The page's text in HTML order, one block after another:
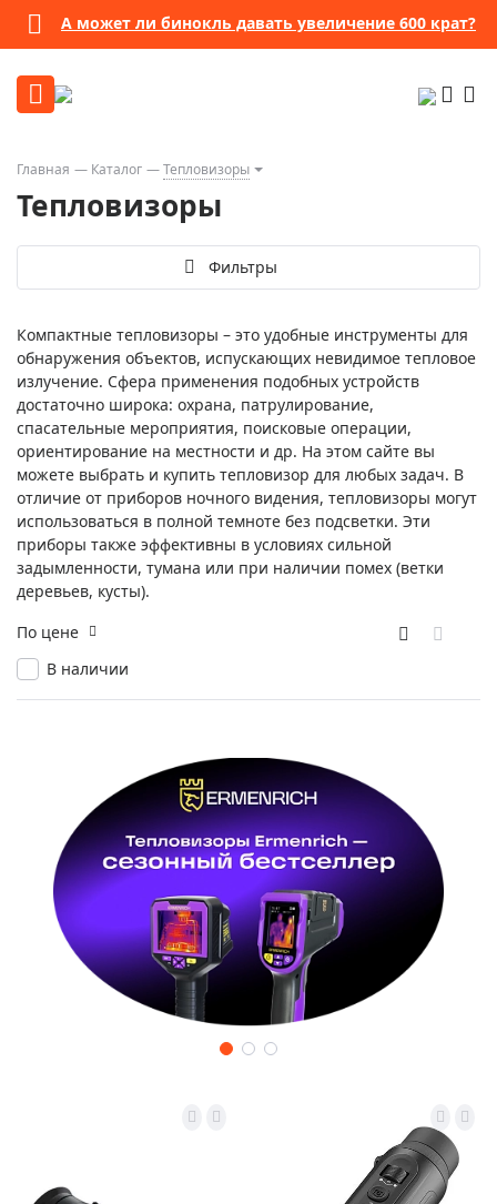
А может ли бинокль давать увеличение 600 крат?
Главная Каталог Тепловизоры
Тепловизоры
Фильтры
Компактные тепловизоры – это удобные инструменты для
обнаружения объектов, испускающих невидимое тепловое
излучение. Сфера применения подобных устройств
достаточно широка: охрана, патрулирование,
спасательные мероприятия, поисковые операции,
ориентирование на местности и др. На этом сайте вы
можете выбрать и купить тепловизор для любых задач. В
отличие от приборов ночного видения, тепловизоры могут
использоваться в полной темноте без подсветки. Эти
приборы также эффективны в условиях сильной
задымленности, тумана или при наличии помех (ветки
деревьев, кусты).
В наличии
По цене